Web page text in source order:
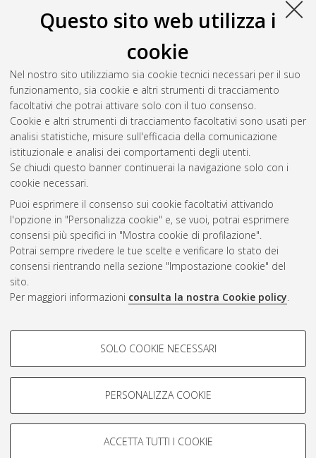
Questo sito web utilizza i
cookie
Nel nostro sito utilizziamo sia cookie tecnici necessari per il suo
funzionamento, sia cookie e altri strumenti di tracciamento
facoltativi che potrai attivare solo con il tuo consenso.
Cookie e altri strumenti di tracciamento facoltativi sono usati per
analisi statistiche, misure sull'efficacia della comunicazione
istituzionale e analisi dei comportamenti degli utenti.
Se chiudi questo banner continuerai la navigazione solo con i
cookie necessari.
Puoi esprimere il consenso sui cookie facoltativi attivando
l'opzione in "Personalizza cookie" e, se vuoi, potrai esprimere
consensi più specifici in "Mostra cookie di profilazione".
Potrai sempre rivedere le tue scelte e verificare lo stato dei
consensi rientrando nella sezione "Impostazione cookie" del
sito.
Per maggiori informazioni consulta la nostra Cookie policy.
COOKIE DI PROFILAZIONE -
Si tratta di cookie utilizzati per analizzare le caratteristiche della
navigazione degli utenti, creare profili in base al loro comportamento
Mostra cookie di profilazione
SOLO COOKIE NECESSARI
PERSONALIZZA COOKIE
ACCETTA TUTTI I COOKIE
Carrera, Lisa(2022) Ecological responses of Western
Palearctic avian species to late Quaternary climate oscillations
[Dissertation thesis], Alma Mater Studiorum Università di
Bologna. Dottorato di ricerca inScienze della terra, della vita e
dell'ambiente, 34 Ciclo. DOI
10.48676/unibo/amsdottorato/10423.
Questa lista e' stata generata il Wed Aug 5 20:45:08 2026
Atom
Rss 1.0
Rss 2.0
ISSN: 2038-7946
Impostazioni Cookie
Informativa sulla privacy
Condizioni d’uso del sito